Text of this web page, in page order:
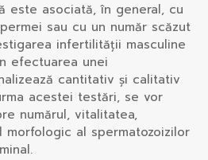
este asociată, în general, cu
sau cu un număr scăzut
infertilității masculine
efectuarea unei
cantitativ și calitativ
acestei testări, se vor
numărul, vitalitatea,
al spermatozoizilor